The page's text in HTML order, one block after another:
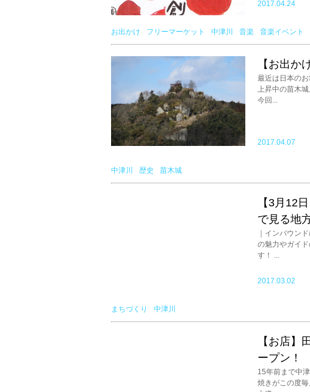
2017.04.24
お出かけ フリーマーケット 中津川 音楽 音楽イベント
【お出か
最近は日本の
上昇中の苗木
今回...
2017.04.07
中津川 歴史 苗木城
【3月12
で見る地
｜インバウン
の魅力やガイ
す！ ...
2017.03.02
まちづくり 中津川
【お店】
ープン！
15年前まで中
焼きがこの度